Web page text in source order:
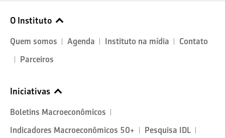
O Instituto
Quem somos Agenda Instituto na mídia
Contato
Parceiros
Iniciativas
Boletins Macroeconômicos
Indicadores Macroeconômicos 50+
Pesquisa IDL